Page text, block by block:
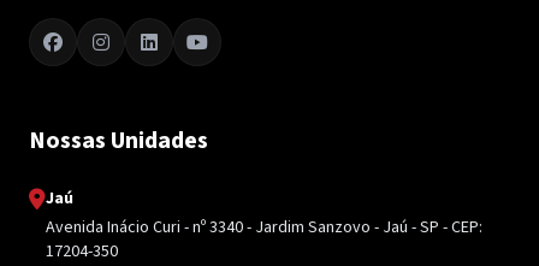
Nossas Unidades
Jaú
Avenida Inácio Curi - nº 3340 - Jardim Sanzovo - Jaú - SP - CEP:
17204-350